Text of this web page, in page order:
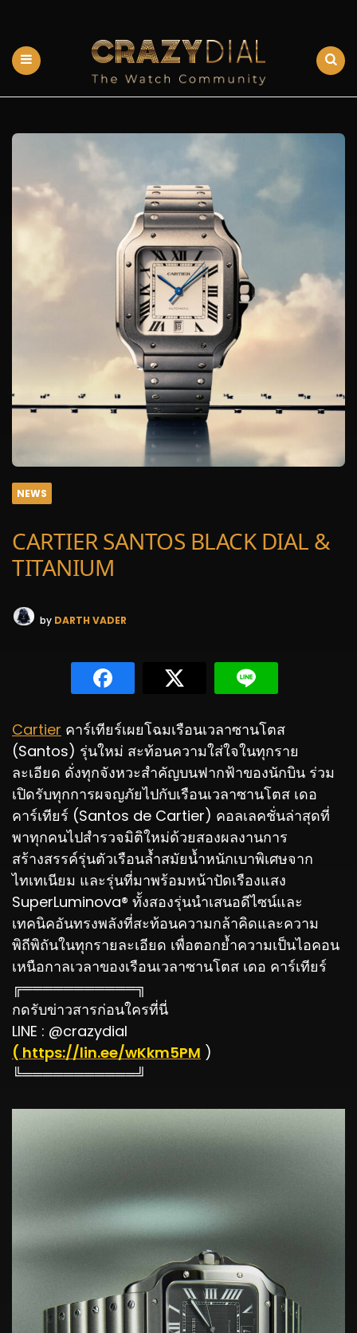
NEWS
CARTIER SANTOS BLACK DIAL &
TITANIUM
by DARTH VADER
Cartier คาร์เทียร์เผยโฉมเรือนเวลาซานโตส
(Santos) รุ่นใหม่ สะท้อนความใส่ใจในทุกราย
ละเอียด ดั่งทุกจังหวะสำคัญบนฟากฟ้าของนักบิน ร่วม
เปิดรับทุกการผจญภัยไปกับเรือนเวลาซานโตส เดอ
คาร์เทียร์ (Santos de Cartier) คอลเลคชั่นล่าสุดที่
พาทุกคนไปสำรวจมิติใหม่ด้วยสองผลงานการ
สร้างสรรค์รุ่นตัวเรือนล้ำสมัยน้ำหนักเบาพิเศษจาก
ไทเทเนียม และรุ่นที่มาพร้อมหน้าปัดเรืองแสง
SuperLuminova® ทั้งสองรุ่นนำเสนอดีไซน์และ
เทคนิคอันทรงพลังที่สะท้อนความกล้าคิดและความ
พิถีพิถันในทุกรายละเอียด เพื่อตอกย้ำความเป็นไอคอน
เหนือกาลเวลาของเรือนเวลาซานโตส เดอ คาร์เทียร์
╔═══════════╗
กดรับข่าวสารก่อนใครที่นี่
LINE : @crazydial
( https://lin.ee/wKkm5PM )
╚═══════════╝